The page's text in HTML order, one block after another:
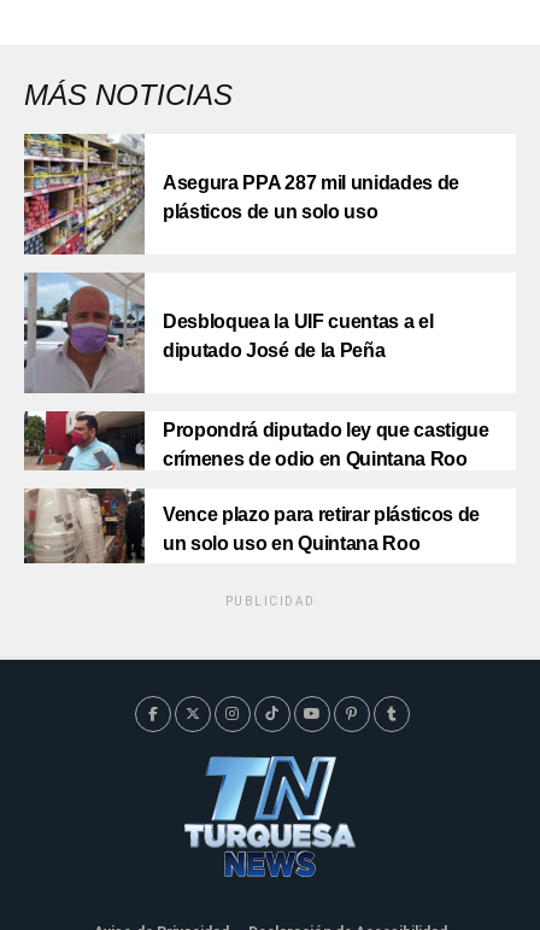
MÁS NOTICIAS
Asegura PPA 287 mil unidades de
plásticos de un solo uso
Desbloquea la UIF cuentas a el
diputado José de la Peña
Propondrá diputado ley que castigue
crímenes de odio en Quintana Roo
Vence plazo para retirar plásticos de
un solo uso en Quintana Roo
PUBLICIDAD